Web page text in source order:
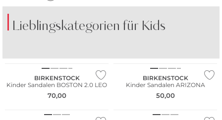
Lieblingskategorien für Kids
BIRKENSTOCK
Kinder Sandalen BOSTON 2.0 LEO
70,00
BIRKENSTOCK
Kinder Sandalen ARIZONA
50,00